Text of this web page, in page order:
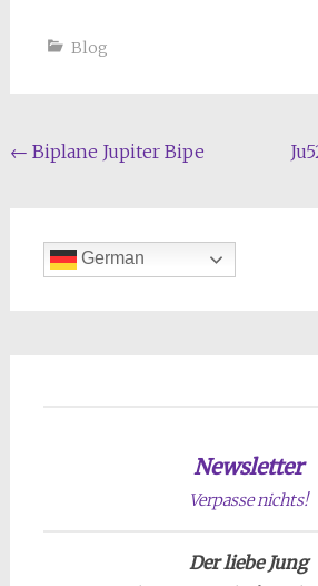
Blog
Beitragsnavigation
← Biplane Jupiter Bipe
German
Newsletter
Verpasse nichts!
Der liebe Jung